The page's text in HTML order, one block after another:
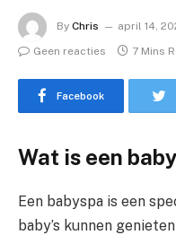
By Chris april 14,
Geen reacties
7 Mins
Facebook
Wat is een
Een babyspa is een
baby’s kunnen